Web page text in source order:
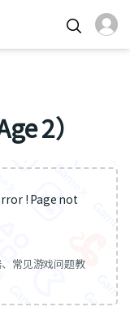
2）
! Page not
常见游戏问题教